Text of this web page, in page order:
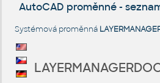
AutoCAD proměnné -
Systémová proměnná